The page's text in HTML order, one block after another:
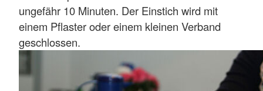
ungefähr 10 Minuten. Der Einstich wird mit
einem Pflaster oder einem kleinen Verband
geschlossen.